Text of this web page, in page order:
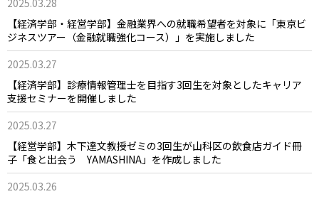
2025.03.28
【経済学部・経営学部】金融業界への就職希望者を対象に「東京ビ
ジネスツアー（金融就職強化コース）」を実施しました
2025.03.27
【経済学部】診療情報管理士を目指す3回生を対象としたキャリア
支援セミナーを開催しました
2025.03.27
【経営学部】木下達文教授ゼミの3回生が山科区の飲食店ガイド冊
子「食と出会う YAMASHINA」を作成しました
2025.03.26